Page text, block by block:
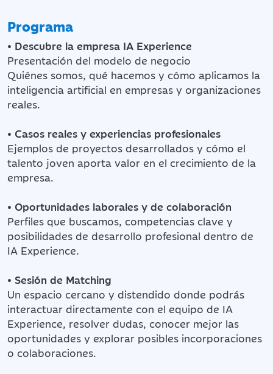
Programa
• Descubre la empresa IA Experience
Presentación del modelo de negocio
Quiénes somos, qué hacemos y cómo aplicamos la
inteligencia artificial en empresas y organizaciones
reales.
• Casos reales y experiencias profesionales
Ejemplos de proyectos desarrollados y cómo el
talento joven aporta valor en el crecimiento de la
empresa.
• Oportunidades laborales y de colaboración
Perfiles que buscamos, competencias clave y
posibilidades de desarrollo profesional dentro de
IA Experience.
• Sesión de Matching
Un espacio cercano y distendido donde podrás
interactuar directamente con el equipo de IA
Experience, resolver dudas, conocer mejor las
oportunidades y explorar posibles incorporaciones
o colaboraciones.